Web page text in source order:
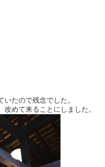
たので残念でした。
めて来ることにしました。